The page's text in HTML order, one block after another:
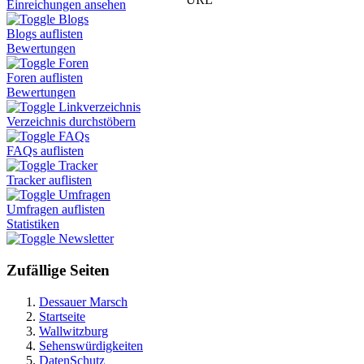
Einreichungen ansehen
Blogs
Blogs auflisten
Bewertungen
Foren
Foren auflisten
Bewertungen
Linkverzeichnis
Verzeichnis durchstöbern
FAQs
FAQs auflisten
Tracker
Tracker auflisten
Umfragen
Umfragen auflisten
Statistiken
Newsletter
Zufällige Seiten
Dessauer Marsch
Startseite
Wallwitzburg
Sehenswürdigkeiten
DatenSchutz